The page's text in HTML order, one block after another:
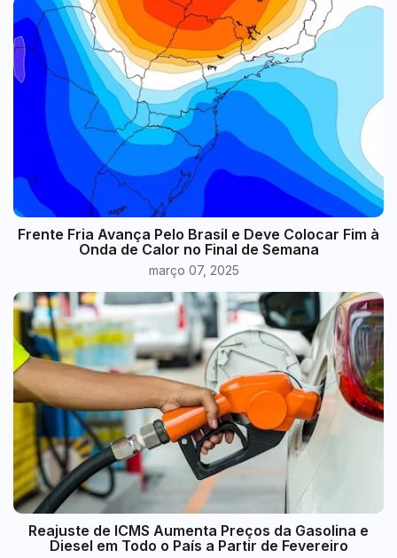
Frente Fria Avança Pelo Brasil e Deve Colocar Fim à
Onda de Calor no Final de Semana
março 07, 2025
Reajuste de ICMS Aumenta Preços da Gasolina e
Diesel em Todo o País a Partir de Fevereiro